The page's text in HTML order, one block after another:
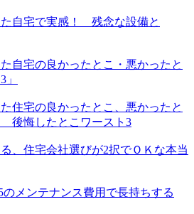
自宅で実感！ 残念な設備と
自宅の良かったとこ・悪かったと
住宅の良かったとこ、悪かったと
後悔したとこワースト3
、住宅会社選びが2択でＯＫな本当
のメンテナンス費用で長持ちする